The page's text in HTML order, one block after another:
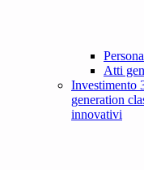
Atti
Investimento
generation
innovativi